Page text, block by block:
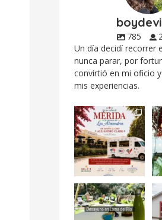
785
Un día decidí recorrer
nunca parar, por
convirtió en mi oficio
mis experiencias.
Siempre me mueven
las causas y comer
con causa es...
12 0
Levantarse, escuchar
el río correr y sentir
el...